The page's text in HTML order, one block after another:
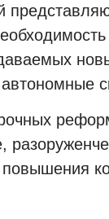
автономные